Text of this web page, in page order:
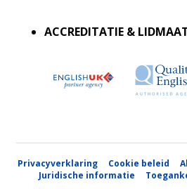
ACCREDITATIE &
Privacyverklaring Cookie beleid
Juridische informatie